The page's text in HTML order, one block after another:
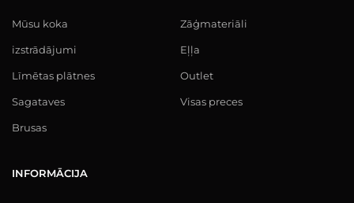
Mūsu koka
izstrādājumi
Līmētas plātnes
Sagataves
Brusas
Zāģmateriāli
Eļļa
Outlet
Visas preces
INFORMĀCIJA